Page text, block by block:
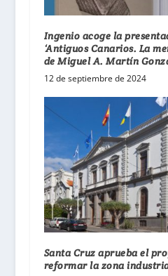
Ingenio acoge la
‘Antiguos Canarios. La
de Miguel A. Martín
12 de septiembre de 2024
Santa Cruz aprueba el
reformar la zona